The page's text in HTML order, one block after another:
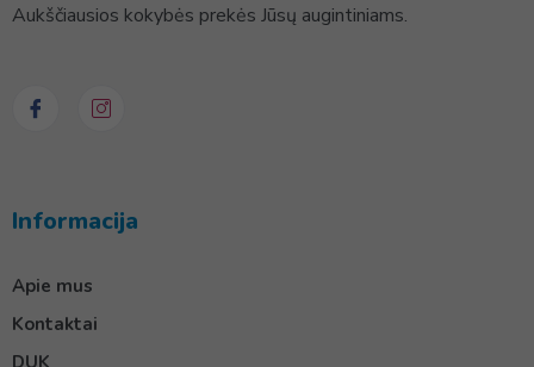
Aukščiausios kokybės prekės Jūsų augintiniams.
Informacija
Apie mus
Kontaktai
DUK